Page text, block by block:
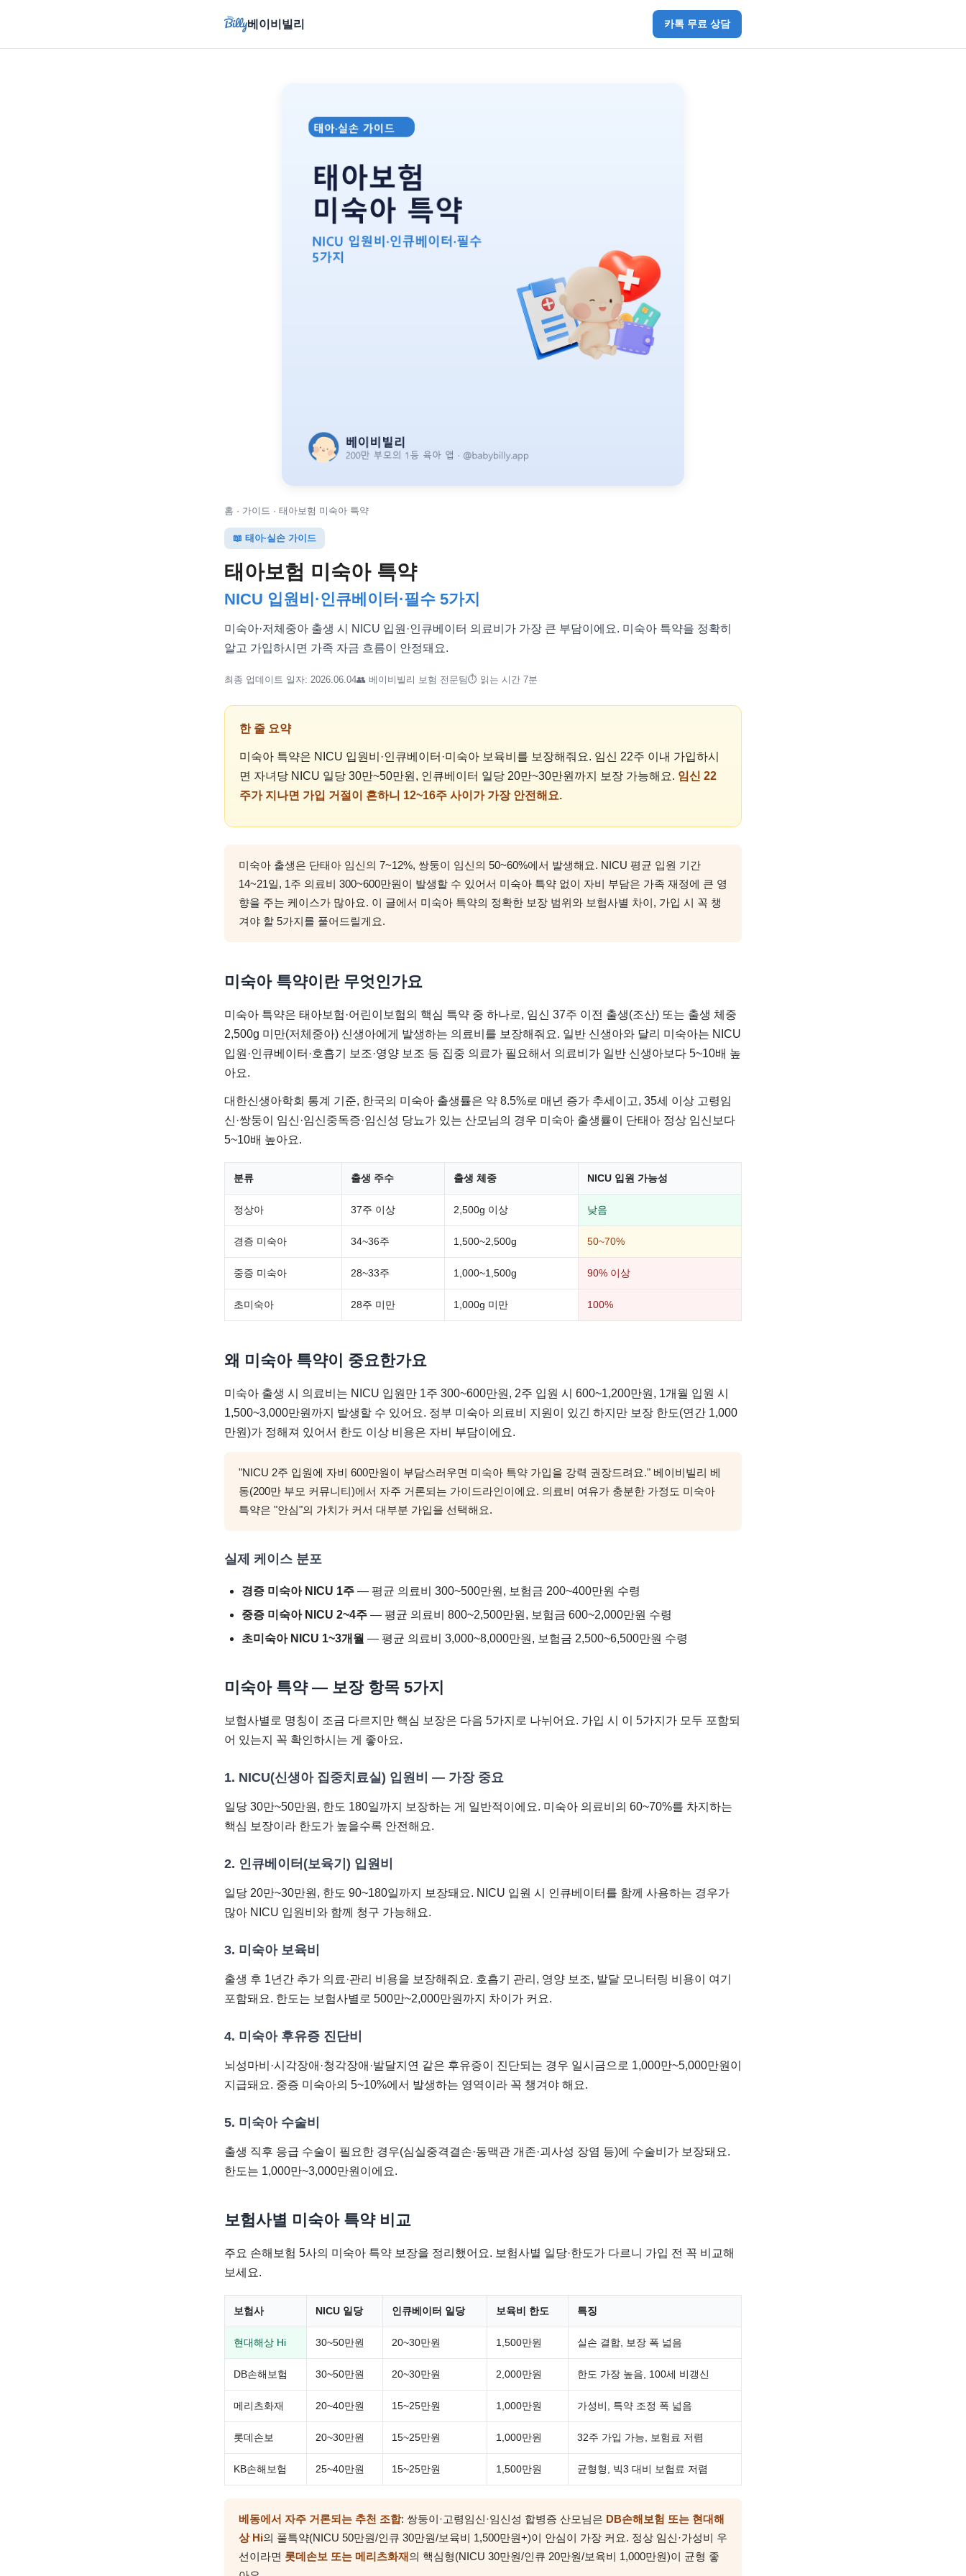
베이비빌리 카톡 무료 상담
홈 · 가이드 · 태아보험 미숙아 특약
📖 태아·실손 가이드
태아보험 미숙아 특약
NICU 입원비·인큐베이터·필수 5가지
미숙아·저체중아 출생 시 NICU 입원·인큐베이터 의료비가 가장 큰 부담이에요. 미숙아 특약을 정확히
알고 가입하시면 가족 자금 흐름이 안정돼요.
최종 업데이트 일자: 2026.06.04👥 베이비빌리 보험 전문팀⏱ 읽는 시간 7분
한 줄 요약
미숙아 특약은 NICU 입원비·인큐베이터·미숙아 보육비를 보장해줘요. 임신 22주 이내 가입하시
면 자녀당 NICU 일당 30만~50만원, 인큐베이터 일당 20만~30만원까지 보장 가능해요. 임신 22
주가 지나면 가입 거절이 흔하니 12~16주 사이가 가장 안전해요.
미숙아 출생은 단태아 임신의 7~12%, 쌍둥이 임신의 50~60%에서 발생해요. NICU 평균 입원 기간
14~21일, 1주 의료비 300~600만원이 발생할 수 있어서 미숙아 특약 없이 자비 부담은 가족 재정에 큰 영
향을 주는 케이스가 많아요. 이 글에서 미숙아 특약의 정확한 보장 범위와 보험사별 차이, 가입 시 꼭 챙
겨야 할 5가지를 풀어드릴게요.
미숙아 특약이란 무엇인가요
미숙아 특약은 태아보험·어린이보험의 핵심 특약 중 하나로, 임신 37주 이전 출생(조산) 또는 출생 체중
2,500g 미만(저체중아) 신생아에게 발생하는 의료비를 보장해줘요. 일반 신생아와 달리 미숙아는 NICU
입원·인큐베이터·호흡기 보조·영양 보조 등 집중 의료가 필요해서 의료비가 일반 신생아보다 5~10배 높
아요.
대한신생아학회 통계 기준, 한국의 미숙아 출생률은 약 8.5%로 매년 증가 추세이고, 35세 이상 고령임
신·쌍둥이 임신·임신중독증·임신성 당뇨가 있는 산모님의 경우 미숙아 출생률이 단태아 정상 임신보다
5~10배 높아요.
분류 출생 주수 출생 체중 NICU 입원 가능성
정상아 37주 이상 2,500g 이상 낮음
경증 미숙아 34~36주 1,500~2,500g 50~70%
중증 미숙아 28~33주 1,000~1,500g 90% 이상
초미숙아 28주 미만 1,000g 미만 100%
왜 미숙아 특약이 중요한가요
미숙아 출생 시 의료비는 NICU 입원만 1주 300~600만원, 2주 입원 시 600~1,200만원, 1개월 입원 시
1,500~3,000만원까지 발생할 수 있어요. 정부 미숙아 의료비 지원이 있긴 하지만 보장 한도(연간 1,000
만원)가 정해져 있어서 한도 이상 비용은 자비 부담이에요.
"NICU 2주 입원에 자비 600만원이 부담스러우면 미숙아 특약 가입을 강력 권장드려요." 베이비빌리 베
동(200만 부모 커뮤니티)에서 자주 거론되는 가이드라인이에요. 의료비 여유가 충분한 가정도 미숙아
특약은 "안심"의 가치가 커서 대부분 가입을 선택해요.
실제 케이스 분포
경증 미숙아 NICU 1주 — 평균 의료비 300~500만원, 보험금 200~400만원 수령
중증 미숙아 NICU 2~4주 — 평균 의료비 800~2,500만원, 보험금 600~2,000만원 수령
초미숙아 NICU 1~3개월 — 평균 의료비 3,000~8,000만원, 보험금 2,500~6,500만원 수령
미숙아 특약 — 보장 항목 5가지
보험사별로 명칭이 조금 다르지만 핵심 보장은 다음 5가지로 나뉘어요. 가입 시 이 5가지가 모두 포함되
어 있는지 꼭 확인하시는 게 좋아요.
1. NICU(신생아 집중치료실) 입원비 — 가장 중요
일당 30만~50만원, 한도 180일까지 보장하는 게 일반적이에요. 미숙아 의료비의 60~70%를 차지하는
핵심 보장이라 한도가 높을수록 안전해요.
2. 인큐베이터(보육기) 입원비
일당 20만~30만원, 한도 90~180일까지 보장돼요. NICU 입원 시 인큐베이터를 함께 사용하는 경우가
많아 NICU 입원비와 함께 청구 가능해요.
3. 미숙아 보육비
출생 후 1년간 추가 의료·관리 비용을 보장해줘요. 호흡기 관리, 영양 보조, 발달 모니터링 비용이 여기
포함돼요. 한도는 보험사별로 500만~2,000만원까지 차이가 커요.
4. 미숙아 후유증 진단비
뇌성마비·시각장애·청각장애·발달지연 같은 후유증이 진단되는 경우 일시금으로 1,000만~5,000만원이
지급돼요. 중증 미숙아의 5~10%에서 발생하는 영역이라 꼭 챙겨야 해요.
5. 미숙아 수술비
출생 직후 응급 수술이 필요한 경우(심실중격결손·동맥관 개존·괴사성 장염 등)에 수술비가 보장돼요.
한도는 1,000만~3,000만원이에요.
보험사별 미숙아 특약 비교
주요 손해보험 5사의 미숙아 특약 보장을 정리했어요. 보험사별 일당·한도가 다르니 가입 전 꼭 비교해
보세요.
보험사 NICU 일당 인큐베이터 일당 보육비 한도 특징
현대해상 Hi 30~50만원 20~30만원 1,500만원 실손 결합, 보장 폭 넓음
DB손해보험 30~50만원 20~30만원 2,000만원 한도 가장 높음, 100세 비갱신
메리츠화재 20~40만원 15~25만원 1,000만원 가성비, 특약 조정 폭 넓음
롯데손보 20~30만원 15~25만원 1,000만원 32주 가입 가능, 보험료 저렴
KB손해보험 25~40만원 15~25만원 1,500만원 균형형, 빅3 대비 보험료 저렴
베동에서 자주 거론되는 추천 조합: 쌍둥이·고령임신·임신성 합병증 산모님은 DB손해보험 또는 현대해
상 Hi의 풀특약(NICU 50만원/인큐 30만원/보육비 1,500만원+)이 안심이 가장 커요. 정상 임신·가성비 우
선이라면 롯데손보 또는 메리츠화재의 핵심형(NICU 30만원/인큐 20만원/보육비 1,000만원)이 균형 좋